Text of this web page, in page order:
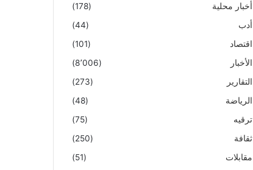
أخبار محلية
(178)
أدب
(44)
اقتصاد
(101)
الأخبار
(8٬006)
التقارير
(273)
الرياضة
(48)
ترقيه
(75)
ثقافة
(250)
مقابلات
(51)